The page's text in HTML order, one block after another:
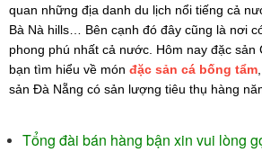
quan những địa danh du lịch nổi tiếng cả
Bà Nà hills… Bên cạnh đó đây cũng là nơi
phong phú nhất cả nước. Hôm nay đặc sản
bạn tìm hiểu về món đặc sản cá bống tẩm
sản Đà Nẵng có sản lượng tiêu thụ hàng
Tổng đài bán hàng bận xin vui lòng